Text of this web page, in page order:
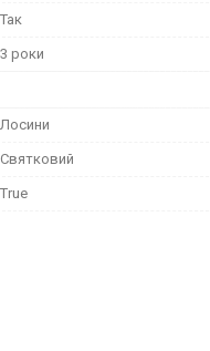
Так
3 роки
Лосини
Святковий
True